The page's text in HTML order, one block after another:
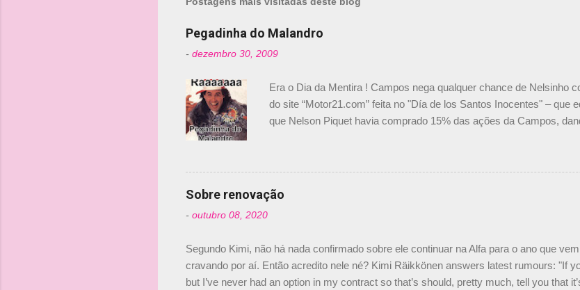
Pegadinha do Malandro
- dezembro 30, 2009
Era o Dia da Mentira ! Campos nega qualquer chance de Nelsinho
do site “Motor21.com” feita no "Día de los Santos Inocentes" – que
que Nelson Piquet havia comprado 15% das ações da Campos,
dirigente foi taxativo ao declarar que o brasileiro não será o
verdade, nós recebemos uma oferta de Piquet", admitiu Audetto.
Senna, não podemos ter dois brasileiros”, explicou, dizendo ainda
Sobre renovação
- outubro 08, 2020
Segundo Kimi, não há nada confirmado sobre ele continuar na Alfa para o ano que
cravando por aí. Então acredito nele né? Kimi Räikkönen answers latest rumours: "If
but I’ve never had an option in my contract so that’s should, pretty much, tell you that